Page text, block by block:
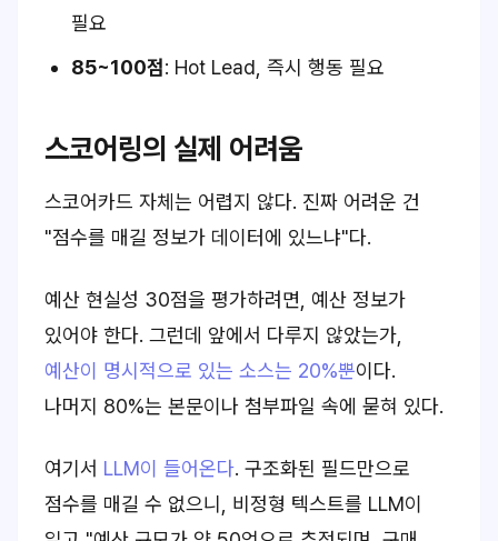
필요
85~100점: Hot Lead, 즉시 행동 필요
스코어링의 실제 어려움
스코어카드 자체는 어렵지 않다. 진짜 어려운 건
"점수를 매길 정보가 데이터에 있느냐"다.
예산 현실성 30점을 평가하려면, 예산 정보가
있어야 한다. 그런데 앞에서 다루지 않았는가,
예산이 명시적으로 있는 소스는 20%뿐이다.
나머지 80%는 본문이나 첨부파일 속에 묻혀 있다.
여기서 LLM이 들어온다. 구조화된 필드만으로
점수를 매길 수 없으니, 비정형 텍스트를 LLM이